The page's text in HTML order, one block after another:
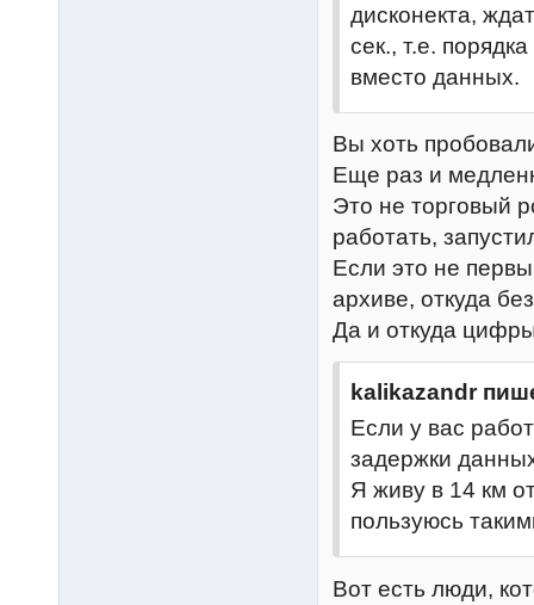
дисконекта,
сек., т.е.
вместо данных.
Вы хоть
Еще раз и
Это не торговый
работать,
Если это не
архиве, откуда
Да и откуда
kalikazandr
Если у вас
задержки
Я живу в 14 км
пользуюсь
Вот есть люди,